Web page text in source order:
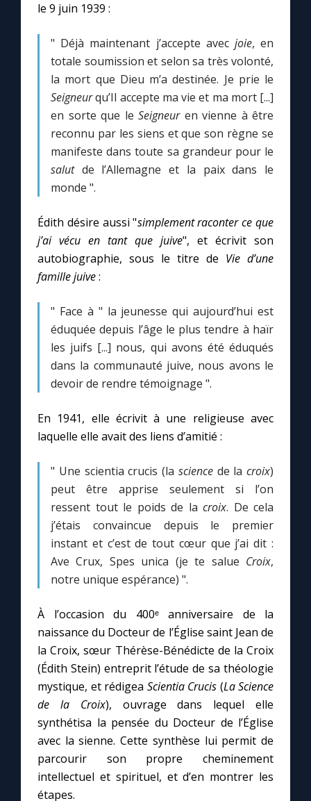
Une neuvaine
À la une
1000 Raisons de Croire
Chapelet pour le monde
Contact
Faire un don
Marie de Nazareth
le 9 juin 1939 :
" Déjà maintenant j’accepte avec joie, en
totale soumission et selon sa très volonté,
la mort que Dieu m’a destinée. Je prie le
Seigneurqu’Il accepte ma vie et ma mort [...]
en sorte que le Seigneuren vienne à être
reconnu par les siens et que son règne se
manifeste dans toute sa grandeur pour le
salutde l’Allemagne et la paix dans le
monde ".
Édith désire aussi "simplement raconter ce que
j’ai vécu en tant que juive", et écrivit son
autobiographie, sous le titre de Vie d’une
famille juive:
" Face à " la jeunesse qui aujourd’hui est
éduquée depuis l’âge le plus tendre à haïr
les juifs [...] nous, qui avons été éduqués
dans la communauté juive, nous avons le
devoir de rendre témoignage ".
En 1941, elle écrivit à une religieuse avec
laquelle elle avait des liens d’amitié :
" Une scientia crucis (la sciencede la croix)
peut être apprise seulement si l’on
ressent tout le poids de la croix. De cela
j’étais convaincue depuis le premier
instant et c’est de tout cœur que j’ai dit :
Ave Crux, Spes unica (je te salue Croix,
notre unique espérance) ".
À l’occasion du 400ᵉ anniversaire de la
naissance du Docteur de l’Église saint Jean de
la Croix, sœur Thérèse-Bénédicte de la Croix
(Édith Stein) entreprit l’étude de sa théologie
mystique, et rédigea Scientia Crucis (La Science
de la Croix), ouvrage dans lequel elle
synthétisa la pensée du Docteur de l’Église
avec la sienne. Cette synthèse lui permit de
parcourir son propre cheminement
intellectuel et spirituel, et d’en montrer les
étapes.